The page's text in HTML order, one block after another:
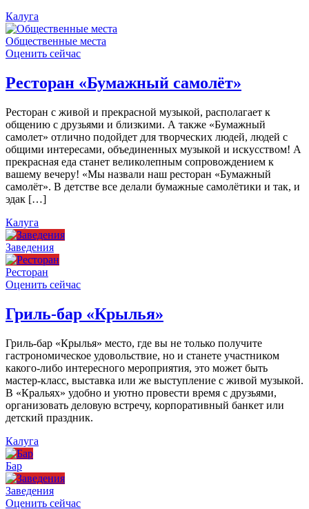
Калуга
Общественные места
Оценить сейчас
Ресторан «Бумажный самолёт»
Ресторан с живой и прекрасной музыкой, располагает к
общению с друзьями и близкими. А также «Бумажный
самолет» отлично подойдет для творческих людей, людей с
общими интересами, объединенных музыкой и искусством! А
прекрасная еда станет великолепным сопровождением к
вашему вечеру! «Мы назвали наш ресторан «Бумажный
самолёт». В детстве все делали бумажные самолётики и так, и
эдак […]
Калуга
Заведения
Ресторан
Оценить сейчас
Гриль-бар «Крылья»
Гриль-бар «Крылья» место, где вы не только получите
гастрономическое удовольствие, но и станете участником
какого-либо интересного мероприятия, это может быть
мастер-класс, выставка или же выступление с живой музыкой.
В «Кральях» удобно и уютно провести время с друзьями,
организовать деловую встречу, корпоративный банкет или
детский праздник.
Калуга
Бар
Заведения
Оценить сейчас